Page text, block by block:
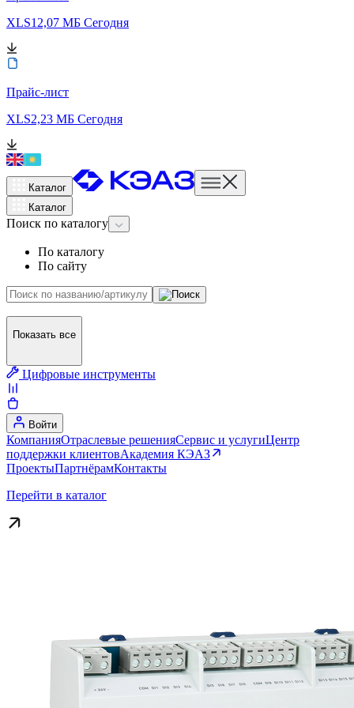
XLS12,07 МБ Сегодня
Прайс-лист
XLS2,23 МБ Сегодня
Каталог
Каталог
Поиск по каталогу
По каталогу
По сайту
Показать все
Цифровые инструменты
Войти
КомпанияОтраслевые решенияСервис и услугиЦентр
поддержки клиентовАкадемия КЭАЗ
ПроектыПартнёрамКонтакты
Перейти в каталог